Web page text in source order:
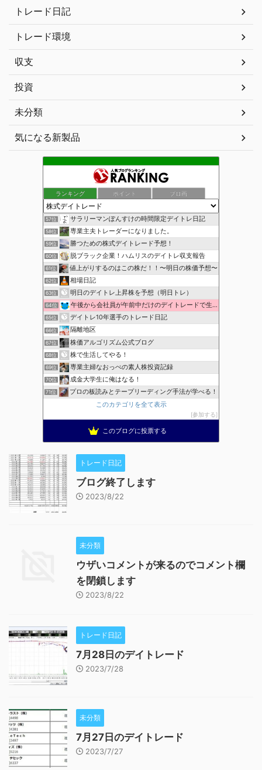
トレード日記
トレード環境
収支
投資
未分類
気になる新製品
ランキング ポイント ブロ画
57位 サラリーマンぽんすけの時間限定デイトレ日記
58位 専業主夫トレーダーになりました。
59位 勝つための株式デイトレード予想！
60位 脱ブラック企業！ハムリスのデイトレ収支報告
61位 値上がりするのはこの株だ！！〜明日の株価予想〜
62位 相場日記
63位 明日のデイトレ上昇株を予想（明日トレ）
64位 午後から会社員が午前中だけのデイトレードで生活費を稼ぐ！
65位 デイトレ10年選手のトレード日記
66位 隔離地区
67位 株価アルゴリズム公式ブログ
68位 株で生活してやる！
69位 専業主婦なおっぺの素人株投資記録
70位 成金大学生に俺はなる！
71位
プロの板読みとテープリーディング手法が学べる！
このカテゴリを全て表示
参加する
このブログに投票する
トレード日記
ブログ終了します
2023/8/22
未分類
ウザいコメントが来るのでコメント欄
を閉鎖します
2023/8/22
トレード日記
7月28日のデイトレード
2023/7/28
未分類
7月27日のデイトレード
2023/7/27